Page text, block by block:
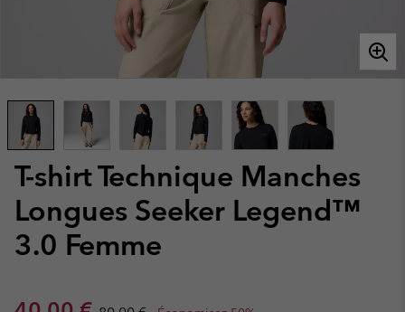
T-shirt Technique Manches
Longues Seeker Legend™
3.0 Femme
Regular price: